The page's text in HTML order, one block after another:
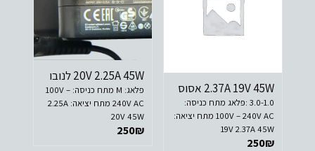
2.37A 19V 45W אסוס
3.0-1.0 :פלאג מתח כניסה:
100V – 240V AC מתח יציאה:
19V 2.37A 45W
250₪
20V 2.25A 45W לנובו
פלאג: M מתח כניסה: 100V –
240V AC מתח יציאה: 2.25A
20V 45W
250₪